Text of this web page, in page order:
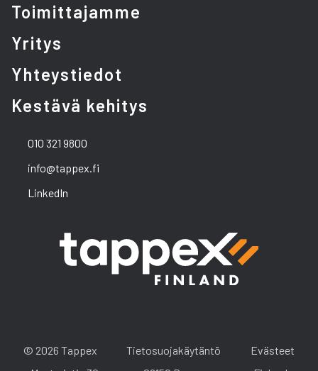
Toimittajamme
Yritys
Yhteystiedot
Kestävä kehitys
010 321 9800
info@tappex.fi
LinkedIn
© 2026 Tappex Tietosuojakäytäntö
Evästeet